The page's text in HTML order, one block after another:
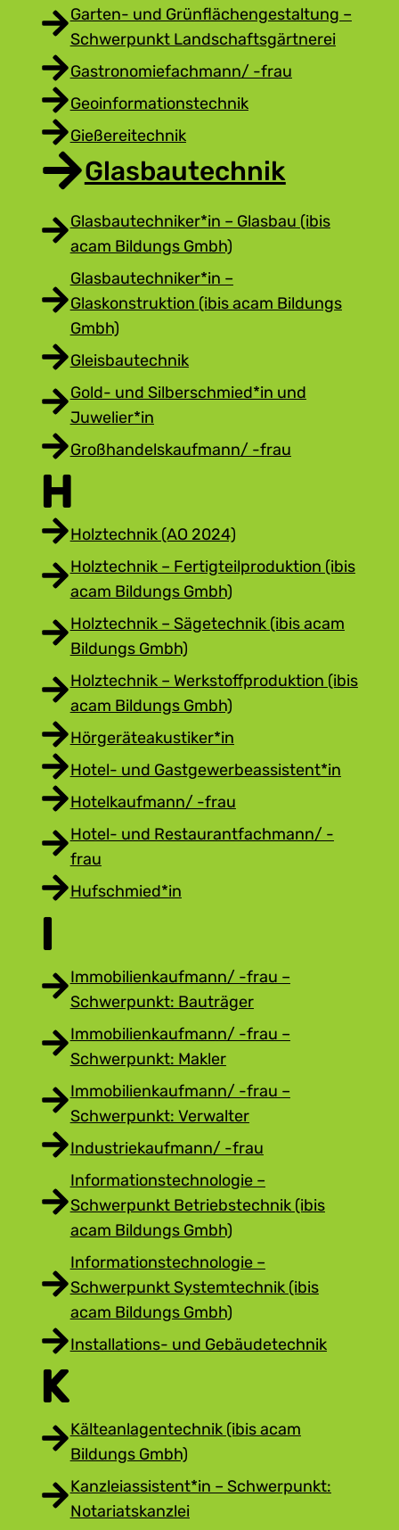
Garten- und Grünflächengestaltung –
Schwerpunkt Landschaftsgärtnerei
Gastronomiefachmann/ -frau
Geoinformationstechnik
Gießereitechnik
Glasbautechnik
Glasbautechniker*in – Glasbau (ibis
acam Bildungs Gmbh)
Glasbautechniker*in –
Glaskonstruktion (ibis acam Bildungs
Gmbh)
Gleisbautechnik
Gold- und Silberschmied*in und
Juwelier*in
Großhandelskaufmann/ -frau
H
Holztechnik (AO 2024)
Holztechnik – Fertigteilproduktion (ibis
acam Bildungs Gmbh)
Holztechnik – Sägetechnik (ibis acam
Bildungs Gmbh)
Holztechnik – Werkstoffproduktion (ibis
acam Bildungs Gmbh)
Hörgeräteakustiker*in
Hotel- und Gastgewerbeassistent*in
Hotelkaufmann/ -frau
Hotel- und Restaurantfachmann/ -
frau
Hufschmied*in
I
Immobilienkaufmann/ -frau –
Schwerpunkt: Bauträger
Immobilienkaufmann/ -frau –
Schwerpunkt: Makler
Immobilienkaufmann/ -frau –
Schwerpunkt: Verwalter
Industriekaufmann/ -frau
Informationstechnologie –
Schwerpunkt Betriebstechnik (ibis
acam Bildungs Gmbh)
Informationstechnologie –
Schwerpunkt Systemtechnik (ibis
acam Bildungs Gmbh)
Installations- und Gebäudetechnik
K
Kälteanlagentechnik (ibis acam
Bildungs Gmbh)
Kanzleiassistent*in – Schwerpunkt:
Notariatskanzlei